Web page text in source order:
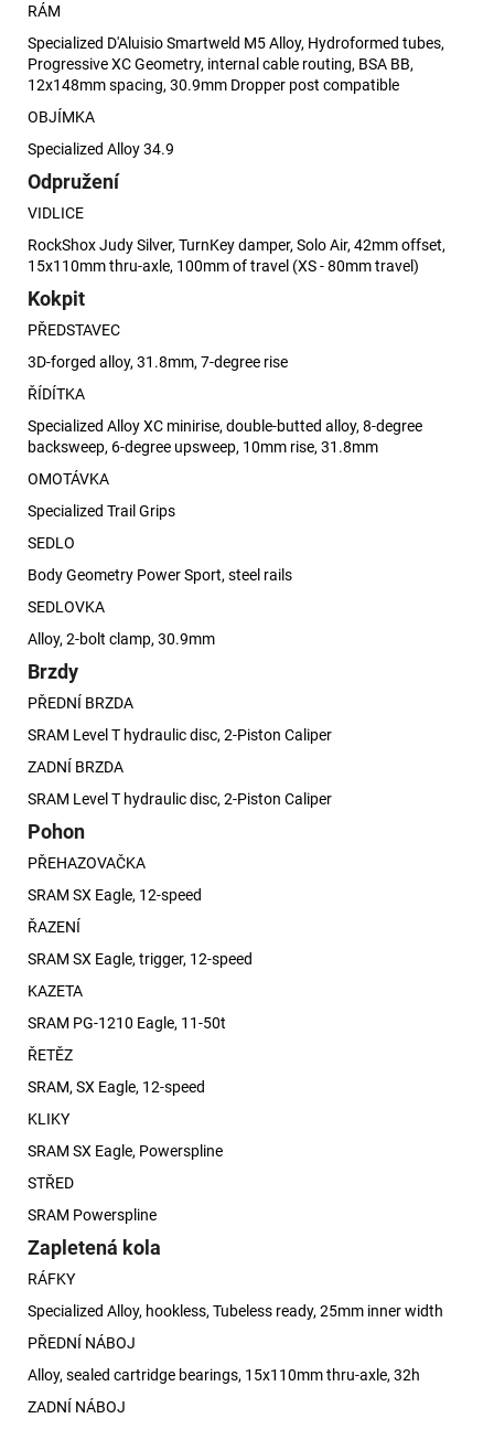
RÁM
Specialized D'Aluisio Smartweld M5 Alloy, Hydroformed tubes,
Progressive XC Geometry, internal cable routing, BSA BB,
12x148mm spacing, 30.9mm Dropper post compatible
OBJÍMKA
Specialized Alloy 34.9
Odpružení
VIDLICE
RockShox Judy Silver, TurnKey damper, Solo Air, 42mm offset,
15x110mm thru-axle, 100mm of travel (XS - 80mm travel)
Kokpit
PŘEDSTAVEC
3D-forged alloy, 31.8mm, 7-degree rise
ŘÍDÍTKA
Specialized Alloy XC minirise, double-butted alloy, 8-degree
backsweep, 6-degree upsweep, 10mm rise, 31.8mm
OMOTÁVKA
Specialized Trail Grips
SEDLO
Body Geometry Power Sport, steel rails
SEDLOVKA
Alloy, 2-bolt clamp, 30.9mm
Brzdy
PŘEDNÍ BRZDA
SRAM Level T hydraulic disc, 2-Piston Caliper
ZADNÍ BRZDA
SRAM Level T hydraulic disc, 2-Piston Caliper
Pohon
PŘEHAZOVAČKA
SRAM SX Eagle, 12-speed
ŘAZENÍ
SRAM SX Eagle, trigger, 12-speed
KAZETA
SRAM PG-1210 Eagle, 11-50t
ŘETĚZ
SRAM, SX Eagle, 12-speed
KLIKY
SRAM SX Eagle, Powerspline
STŘED
SRAM Powerspline
Zapletená kola
RÁFKY
Specialized Alloy, hookless, Tubeless ready, 25mm inner width
PŘEDNÍ NÁBOJ
Alloy, sealed cartridge bearings, 15x110mm thru-axle, 32h
ZADNÍ NÁBOJ